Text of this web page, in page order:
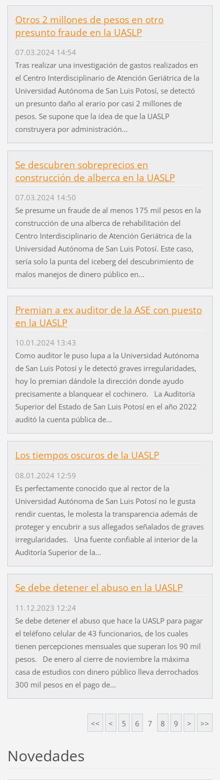
Otros 2 millones de pesos en otro
presunto fraude en la UASLP
07.03.2024 14:54
Tras realizar una investigación de gastos realizados en
el Centro Interdisciplinario de Atención Geriátrica de la
Universidad Autónoma de San Luis Potosí, se detectó
un presunto daño al erario por casi 2 millones de
pesos. Se supone que la idea de que la UASLP
construyera por administración...
Se descubren sobreprecios en
construcción de alberca en la UASLP
07.03.2024 14:50
Se presume un fraude de al menos 175 mil pesos en la
construcción de una alberca de rehabilitación del
Centro Interdisciplinario de Atención Geriátrica de la
Universidad Autónoma de San Luis Potosí. Este caso,
sería solo la punta del iceberg del descubrimiento de
malos manejos de dinero público en...
Premian a ex auditor de la ASE con puesto
en la UASLP
10.01.2024 13:43
Como auditor le puso lupa a la Universidad Autónoma
de San Luis Potosí y le detectó graves irregularidades,
hoy lo premian dándole la dirección donde ayudo
precisamente a blanquear el cochinero. La Auditoría
Superior del Estado de San Luis Potosí en el año 2022
auditó la cuenta pública de...
Los tiempos oscuros de la UASLP
08.01.2024 12:59
Es perfectamente conocido que al rector de la
Universidad Autónoma de San Luis Potosí no le gusta
rendir cuentas, le molesta la transparencia además de
proteger y encubrir a sus allegados señalados de graves
irregularidades. Una fuente confiable al interior de la
Auditoría Superior de la...
Se debe detener el abuso en la UASLP
11.12.2023 12:24
Se debe detener el abuso que hace la UASLP para pagar
el teléfono celular de 43 funcionarios, de los cuales
tienen percepciones mensuales que superan los 90 mil
pesos. De enero al cierre de noviembre la máxima
casa de estudios con dinero público lleva derrochados
300 mil pesos en el pago de...
<< < 5 6 7 8 9 > >>
Novedades